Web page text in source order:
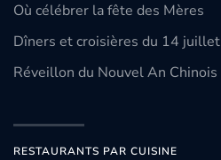
Où célébrer la fête des Mères
Dîners et croisières du 14 juillet
Réveillon du Nouvel An Chinois
RESTAURANTS PAR CUISINE